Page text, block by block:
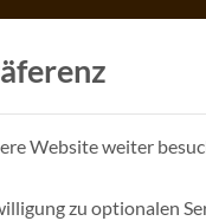
Website weiter
zu optionalen